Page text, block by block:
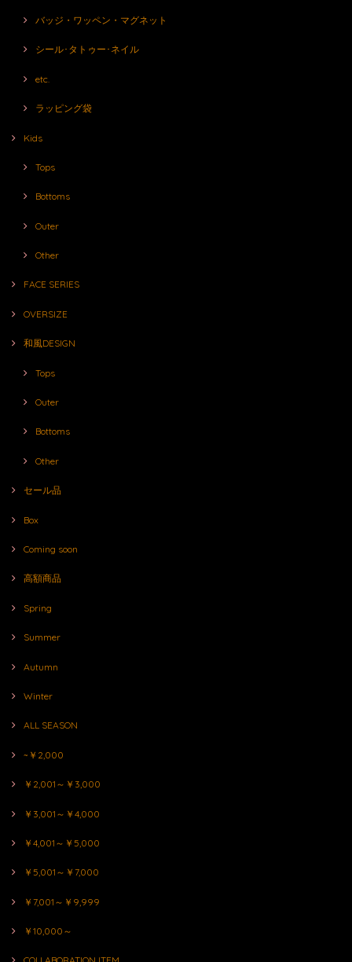
バッジ・ワッペン・マグネット
シール･タトゥー･ネイル
etc.
ラッピング袋
Kids
Tops
Bottoms
Outer
Other
FACE SERIES
OVERSIZE
和風DESIGN
Tops
Outer
Bottoms
Other
セール品
Box
Coming soon
高額商品
Spring
Summer
Autumn
Winter
ALL SEASON
~￥2,000
￥2,001～￥3,000
￥3,001～￥4,000
￥4,001～￥5,000
￥5,001～￥7,000
￥7,001～￥9,999
￥10,000～